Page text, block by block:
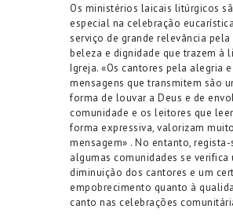
Os ministérios laicais litúrgicos
especial na celebração
serviço de grande relevância pela
beleza e dignidade que trazem à
Igreja. «Os cantores pela alegria e
mensagens que transmitem são
forma de louvar a Deus e de
comunidade e os leitores que
forma expressiva, valorizam
mensagem» . No entanto, regista-
algumas comunidades se verifica
diminuição dos cantores e um
empobrecimento quanto à
canto nas celebrações